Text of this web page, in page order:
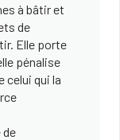
à bâtir et
de
Elle porte
pénalise
celui qui la
de